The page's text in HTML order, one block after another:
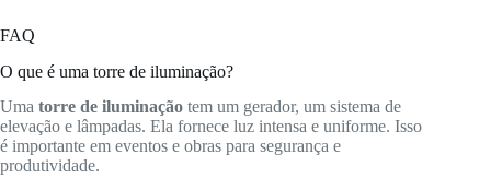
FAQ
O que é uma torre de iluminação?
Uma torre de iluminação tem um gerador, um sistema de
elevação e lâmpadas. Ela fornece luz intensa e uniforme. Isso
é importante em eventos e obras para segurança e
produtividade.